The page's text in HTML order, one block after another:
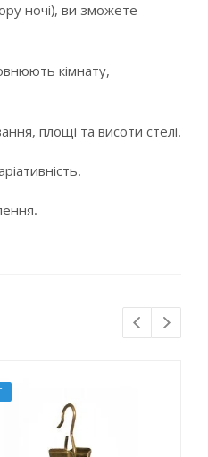
ночі), ви зможете
кімнату,
площі та висоти стелі.